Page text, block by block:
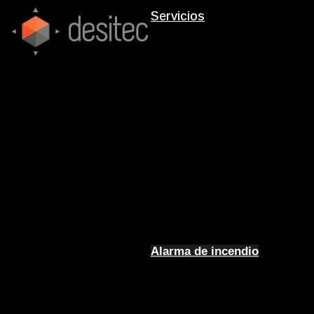
Servicios
Alarma de incendio